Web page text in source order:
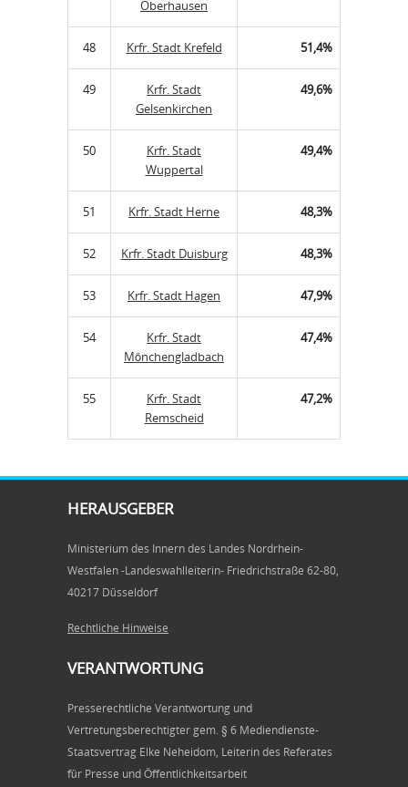
Oberhausen
48 Krfr. Stadt Krefeld 51,4%
49
Krfr. Stadt
Gelsenkirchen
49,6%
50
Krfr. Stadt
Wuppertal
49,4%
51 Krfr. Stadt Herne 48,3%
52 Krfr. Stadt Duisburg 48,3%
53 Krfr. Stadt Hagen 47,9%
54
Krfr. Stadt
Mönchengladbach
47,4%
55
Krfr. Stadt
Remscheid
47,2%
HERAUSGEBER
Ministerium des Innern des Landes Nordrhein-
Westfalen -Landeswahlleiterin- Friedrichstraße 62-80,
40217 Düsseldorf
Rechtliche Hinweise
VERANTWORTUNG
Presserechtliche Verantwortung und
Vertretungsberechtigter gem. § 6 Mediendienste-
Staatsvertrag Elke Neheidom, Leiterin des Referates
für Presse und Öffentlichkeitsarbeit